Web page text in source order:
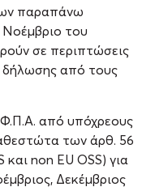
παραπάνω
του
σε περιπτώσεις
δήλωσης από τους
από υπόχρεους
των άρθ. 56
non EU OSS) για
Δεκέμβριος